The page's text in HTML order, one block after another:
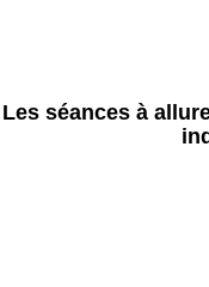
Les séances à